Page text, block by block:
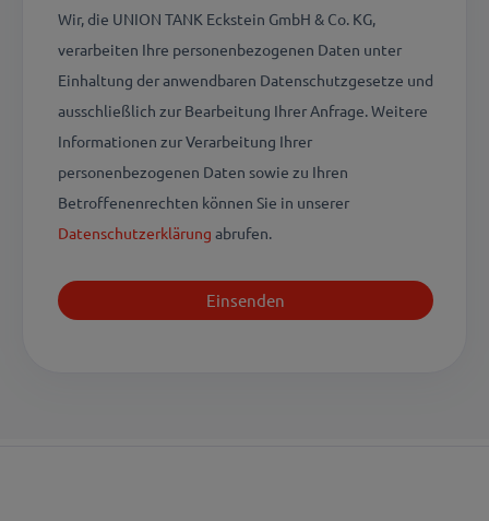
Wir, die UNION TANK Eckstein GmbH & Co. KG,
verarbeiten Ihre personenbezogenen Daten unter
Einhaltung der anwendbaren Datenschutzgesetze und
ausschließlich zur Bearbeitung Ihrer Anfrage. Weitere
Informationen zur Verarbeitung Ihrer
personenbezogenen Daten sowie zu Ihren
Betroffenenrechten können Sie in unserer
Datenschutzerklärung abrufen.